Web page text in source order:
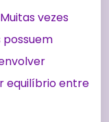
vezes
equilíbrio entre